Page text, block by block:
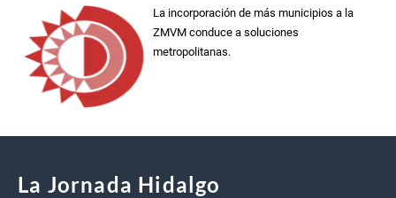
La incorporación de más municipios a la
ZMVM conduce a soluciones
metropolitanas.
La Jornada Hidalgo